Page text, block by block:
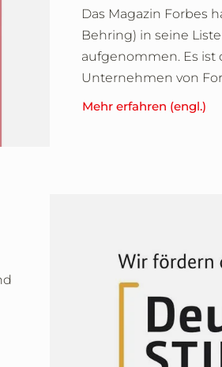
Das Magazin Forbes
Behring) in seine
aufgenommen. Es ist
Unternehmen von
Mehr erfahren (engl.)